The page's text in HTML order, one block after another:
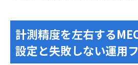
計測精度を左右する
設定と失敗しない運用